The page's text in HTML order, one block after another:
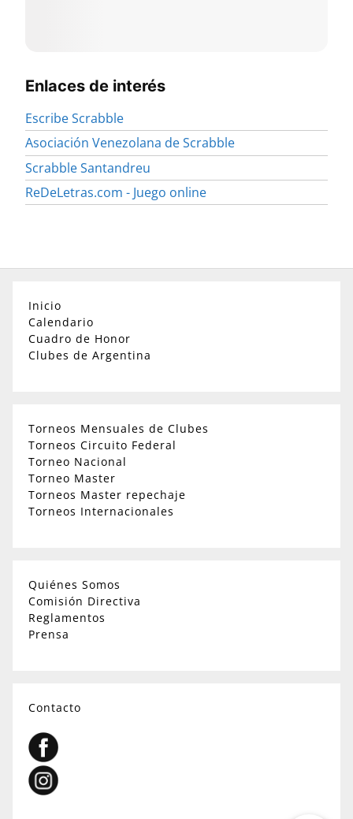
Enlaces de interés
Escribe Scrabble
Asociación Venezolana de Scrabble
Scrabble Santandreu
ReDeLetras.com - Juego online
Inicio
Calendario
Cuadro de Honor
Clubes de Argentina
Torneos Mensuales de Clubes
Torneos Circuito Federal
Torneo Nacional
Torneo Master
Torneos Master repechaje
Torneos Internacionales
Quiénes Somos
Comisión Directiva
Reglamentos
Prensa
Contacto